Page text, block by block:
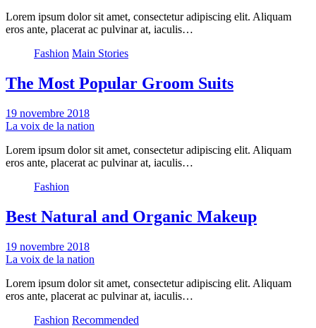
Lorem ipsum dolor sit amet, consectetur adipiscing elit. Aliquam
eros ante, placerat ac pulvinar at, iaculis…
Fashion Main Stories
The Most Popular Groom Suits
19 novembre 2018
La voix de la nation
Lorem ipsum dolor sit amet, consectetur adipiscing elit. Aliquam
eros ante, placerat ac pulvinar at, iaculis…
Fashion
Best Natural and Organic Makeup
19 novembre 2018
La voix de la nation
Lorem ipsum dolor sit amet, consectetur adipiscing elit. Aliquam
eros ante, placerat ac pulvinar at, iaculis…
Fashion Recommended